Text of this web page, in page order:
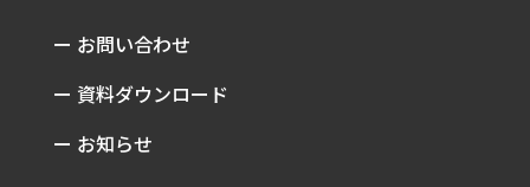
ー お問い合わせ
ー 資料ダウンロード
ー お知らせ